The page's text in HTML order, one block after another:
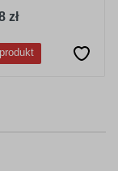
zł